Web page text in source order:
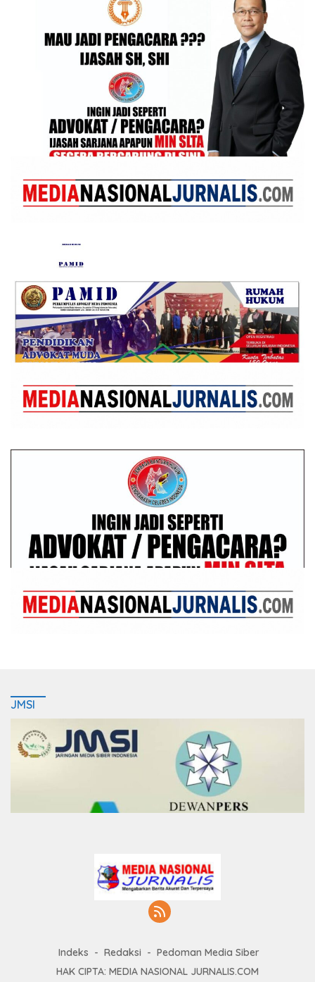
JMSI
Indeks Redaksi
Pedoman Media Siber
HAK CIPTA: MEDIA NASIONAL JURNALIS.COM